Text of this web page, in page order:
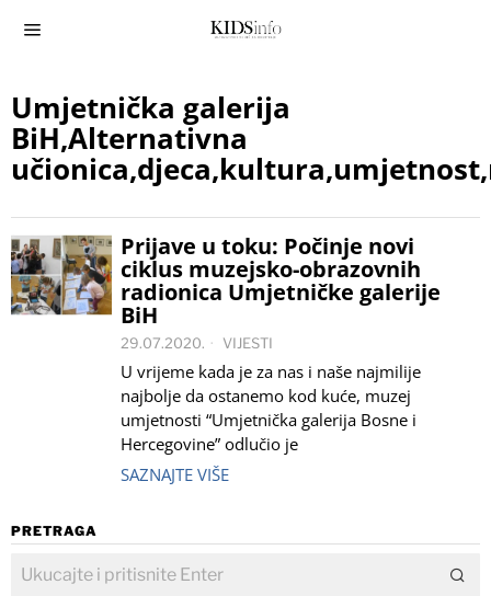
Umjetnička galerija
BiH,Alternativna
Prijave u toku: Počinje novi
ciklus muzejsko-obrazovnih
radionica Umjetničke galerije
BiH
29.07.2020. VIJESTI
U vrijeme kada je za nas i naše najmilije
najbolje da ostanemo kod kuće, muzej
umjetnosti “Umjetnička galerija Bosne i
Hercegovine” odlučio je
SAZNAJTE VIŠE
PRETRAGA